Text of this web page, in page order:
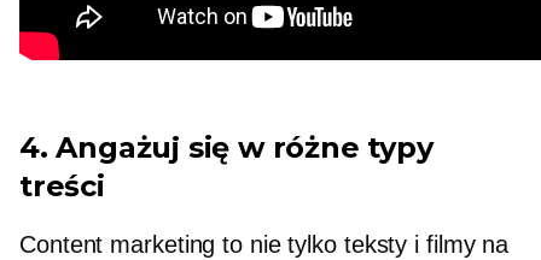
4. Angażuj się w różne typy
treści
Content marketing to nie tylko teksty i filmy na